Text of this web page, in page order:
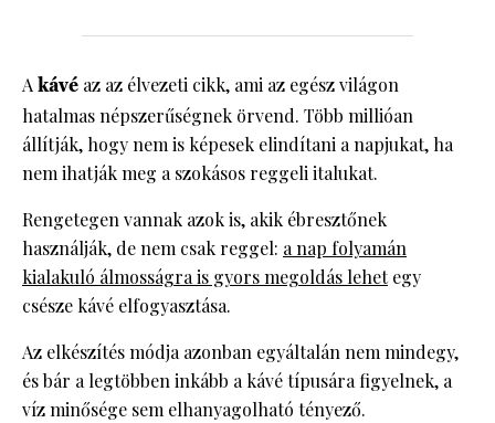
Akávé az az élvezeti cikk, ami az egész világon
hatalmas népszerűségnek örvend. Több millióan
állítják, hogy nem is képesek elindítani a napjukat, ha
nem ihatják meg a szokásos reggeli italukat.
Rengetegen vannak azok is, akik ébresztőnek
használják, de nem csak reggel: a nap folyamán
kialakuló álmosságra is gyors megoldás lehetegy
csésze kávé elfogyasztása.
Az elkészítés módja azonban egyáltalán nem mindegy,
és bár a legtöbben inkább a kávé típusára figyelnek, a
víz minősége sem elhanyagolható tényező.